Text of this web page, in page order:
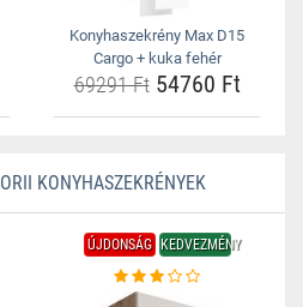
Konyhaszekrény Max D15
Cargo + kuka fehér
69291 Ft54760 Ft
KONYHASZEKRÉNYEK
ÚJDONSÁG KEDVEZMÉNY